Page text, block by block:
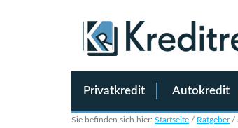
Privatkredit Autokredit
Sie befinden sich hier: Startseite / Ratgeber /